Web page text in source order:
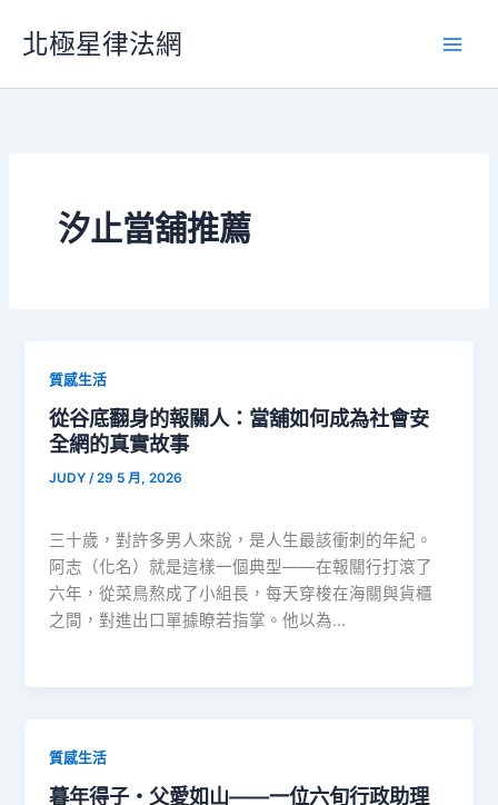
要
北極星律法網
汐止當舖推薦
質感生活
從谷底翻身的報關人：當舖如何成為社會安
全網的真實故事
JUDY /29 5 月, 2026
三十歲，對許多男人來說，是人生最該衝刺的年紀。
阿志（化名）就是這樣一個典型——在報關行打滾了
六年，從菜鳥熬成了小組長，每天穿梭在海關與貨櫃
之間，對進出口單據瞭若指掌。他以為…
質感生活
暮年得子・父愛如山——一位六旬行政助理